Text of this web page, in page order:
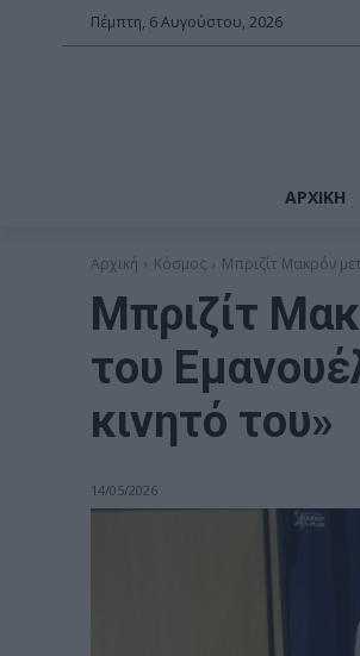
Πέμπτη, 6 Αυγούστου, 2026
ΑΡΧΙΚΉ
Αρχική Κόσμος Μπριζίτ Μακρόν
Μπριζίτ
του
κινητό του»
14/05/2026